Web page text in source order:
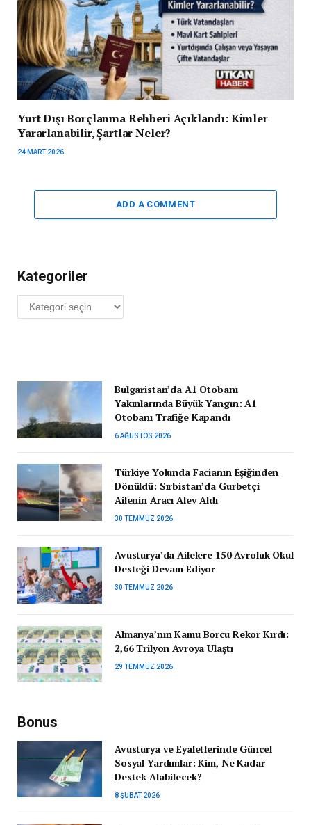
Yurt Dışı Borçlanma Rehberi Açıklandı: Kimler
Yararlanabilir, Şartlar Neler?
24 MART 2026
ADD A COMMENT
Kategoriler
Kategoriler
Bulgaristan’da A1 Otobanı
Yakınlarında Büyük Yangın: A1
Otobanı Trafiğe Kapandı
6 AĞUSTOS 2026
Türkiye Yolunda Facianın Eşiğinden
Dönüldü: Sırbistan’da Gurbetçi
Ailenin Aracı Alev Aldı
30 TEMMUZ 2026
Avusturya’da Ailelere 150 Avroluk Okul
Desteği Devam Ediyor
30 TEMMUZ 2026
Almanya’nın Kamu Borcu Rekor Kırdı:
2,66 Trilyon Avroya Ulaştı
29 TEMMUZ 2026
Bonus
Avusturya ve Eyaletlerinde Güncel
Sosyal Yardımlar: Kim, Ne Kadar
Destek Alabilecek?
8 ŞUBAT 2026